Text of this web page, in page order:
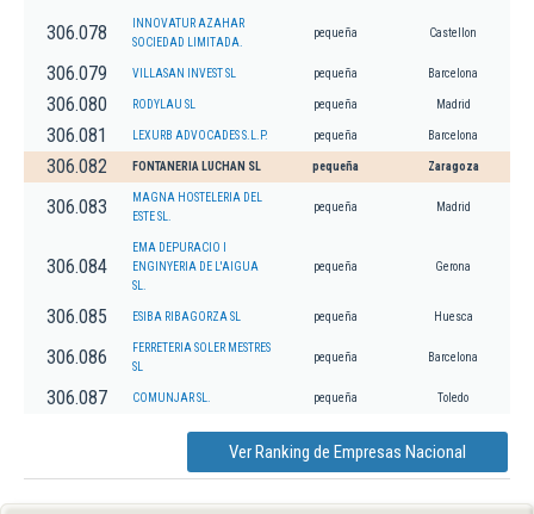
306.078
INNOVATUR AZAHAR
SOCIEDAD LIMITADA.
pequeña Castellon
306.079 VILLASAN INVEST SL pequeña Barcelona
306.080 RODYLAU SL pequeña Madrid
306.081 LEXURB ADVOCADES S.L.P. pequeña Barcelona
306.082 FONTANERIA LUCHAN SL pequeña Zaragoza
306.083
MAGNA HOSTELERIA DEL
ESTE SL.
pequeña Madrid
306.084
EMA DEPURACIO I
ENGINYERIA DE L'AIGUA
SL.
pequeña Gerona
306.085 ESIBA RIBAGORZA SL pequeña Huesca
306.086
FERRETERIA SOLER MESTRES
SL
pequeña Barcelona
306.087 COMUNJAR SL. pequeña Toledo
Ver Ranking de Empresas Nacional